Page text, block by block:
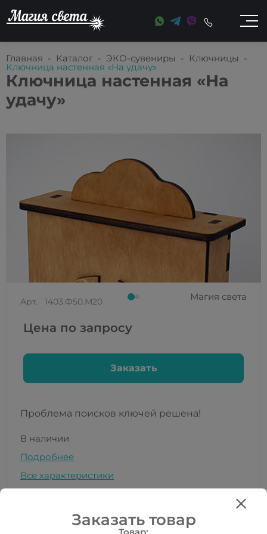
Главная - Каталог - ЭКО-сувениры - Ключницы -
Ключница настенная «На удачу»
Ключница настенная «На
удачу»
Арт. 1403.Ф50.М20 Магия света
Цена по запросу
Заказать
Проблема поисков ключей решена!
В наличии
Подробнее
Все характеристики
Все товары категории:
Заказать товар
Товар: